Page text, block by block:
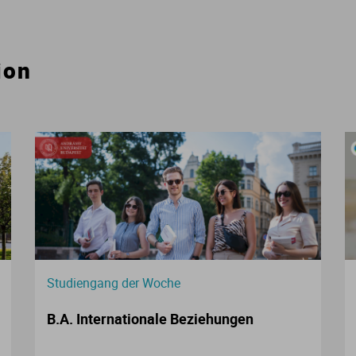
Studiengang der Woche
B.A. Internationale Beziehungen